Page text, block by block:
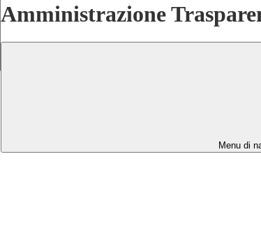
Amministrazione
Menu di